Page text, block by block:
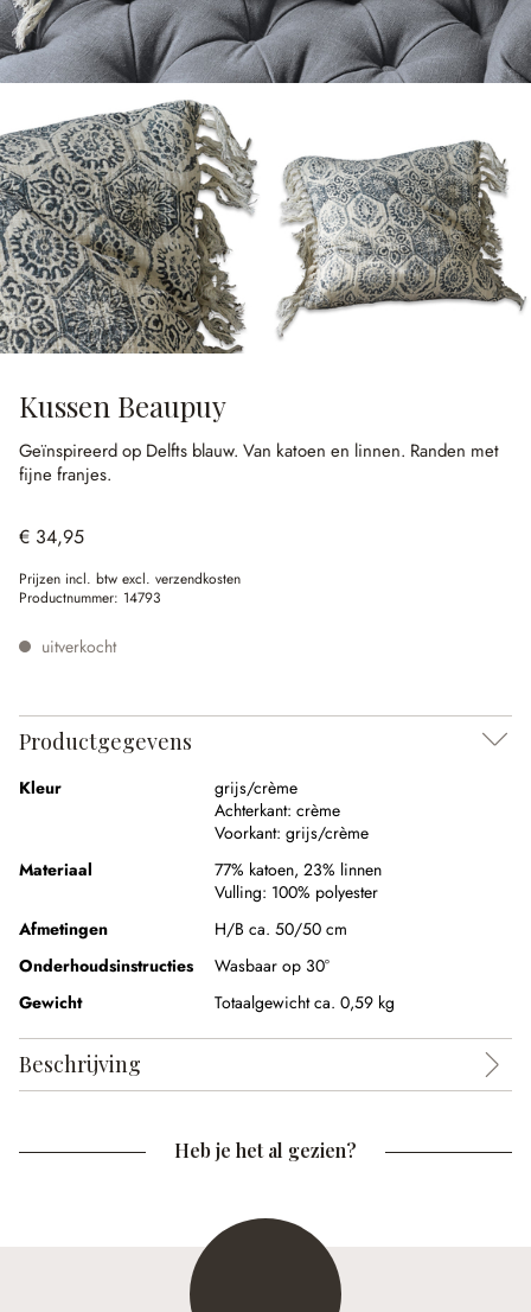
Kussen Beaupuy
Geïnspireerd op Delfts blauw. Van katoen en linnen. Randen met
fijne franjes.
€ 34,95
Prijzen incl. btw excl. verzendkosten
Productnummer: 14793
uitverkocht
Productgegevens
Kleur
grijs/crème
Achterkant: crème
Voorkant: grijs/crème
Materiaal
77% katoen, 23% linnen
Vulling: 100% polyester
Afmetingen
H/B ca. 50/50 cm
Onderhoudsinstructies
Wasbaar op 30°
Gewicht
Totaalgewicht ca. 0,59 kg
Beschrijving
Heb je het al gezien?